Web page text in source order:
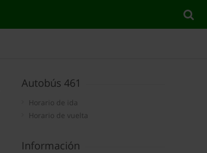
Autobús 461
Horario de ida
Horario de vuelta
Información